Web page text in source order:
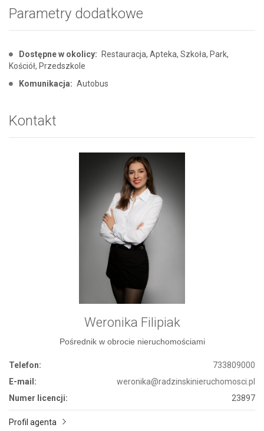
Parametry dodatkowe
Dostępne w okolicy: Restauracja, Apteka, Szkoła, Park,
Kościół, Przedszkole
Komunikacja: Autobus
Kontakt
Weronika Filipiak
Pośrednik w obrocie nieruchomościami
Telefon:
733809000
E-mail:
weronika@radzinskinieruchomosci.pl
Numer licencji:
23897
Profil agenta